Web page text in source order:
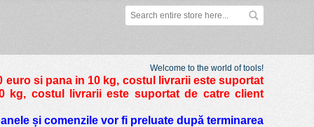
Welcome to the world of tools!
euro si pana in 10 kg, costul livrarii este suportat
kg, costul livrarii este suportat de catre client
și comenzile vor fi preluate după terminarea